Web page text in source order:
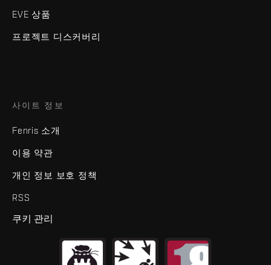
EVE 상품
프로젝트 디스커버리
사이트 정보
Fenris 소개
이용 약관
개인 정보 보호 정책
RSS
쿠키 관리